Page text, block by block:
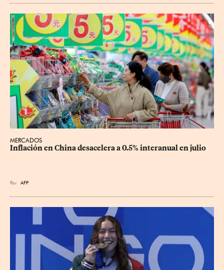
MERCADOS
Inflación en China desacelera a 0.5% interanual en julio
Por AFP